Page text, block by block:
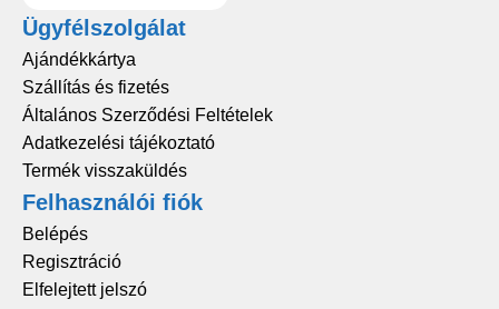
Ügyfélszolgálat
Ajándékkártya
Szállítás és fizetés
Általános Szerződési Feltételek
Adatkezelési tájékoztató
Termék visszaküldés
Felhasználói fiók
Belépés
Regisztráció
Elfelejtett jelszó